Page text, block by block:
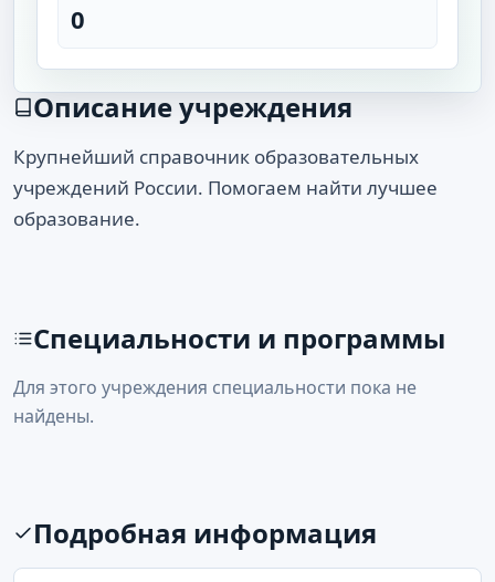
0
Описание учреждения
Крупнейший справочник образовательных
учреждений России. Помогаем найти лучшее
образование.
Специальности и программы
Для этого учреждения специальности пока не
найдены.
Подробная информация